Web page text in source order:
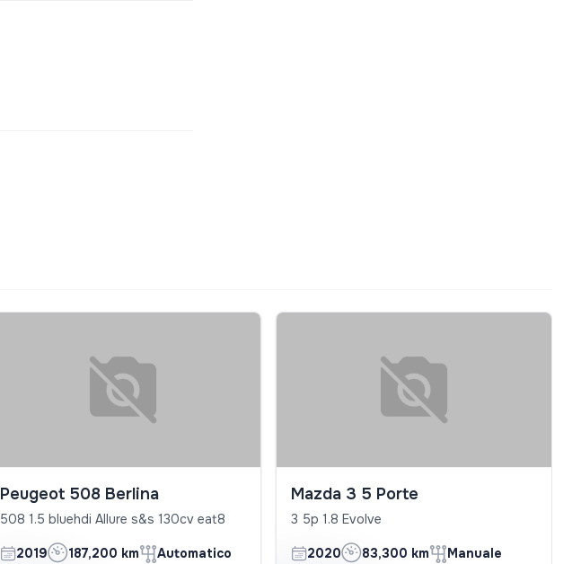
Peugeot 508 Berlina
508 1.5 bluehdi Allure s&s 130cv eat8
2019 187,200 km
Automatico
Mazda 3 5 Porte
3 5p 1.8 Evolve
2020 83,300 km
Manuale